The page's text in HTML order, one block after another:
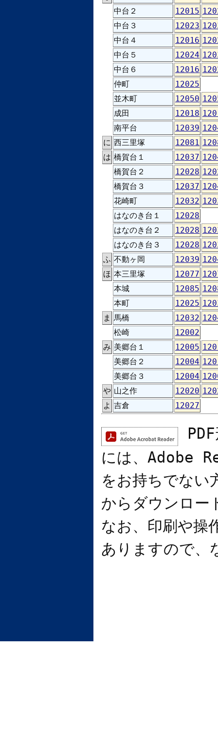
中台２
12015
中台３
12023
中台４
12016
中台５
12024
中台６
12016
仲町
12025
並木町
12050
成田
12018
南平台
12039
に 西三里塚 12081
は 橋賀台１ 12037
橋賀台２
12028
橋賀台３
12037
花崎町
12032
はなのき台１
12028
はなのき台２
12028
はなのき台３
12028
ふ 不動ヶ岡 12039
ほ 本三里塚 12077
本城
12085
本町
12025
ま 馬橋 12032
松崎
12002
み 美郷台１ 12005
美郷台２
12004
美郷台３
12004
や 山之作 12020
よ 吉倉 12027
には、 Adobe
をお持ちでない
からダウンロー
なお、印刷や操
ありますので、